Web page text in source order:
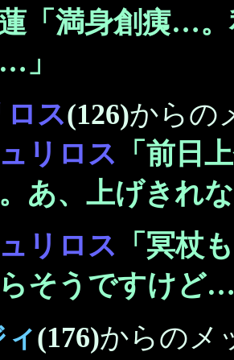
「満身創痍…
」
ス(126)からの
リロス
「前日
あ、上げきれ
リロス
「冥杖
そうですけど
(176)からのメ